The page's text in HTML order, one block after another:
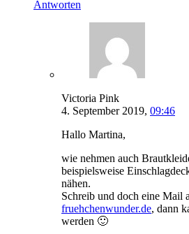
Antworten
Victoria Pink
4. September 2019, 09:46
Hallo Martina,
wie nehmen auch
beispielsweise
nähen.
Schreib und doch eine Mail
fruehchenwunder.de, dann
werden 🙂